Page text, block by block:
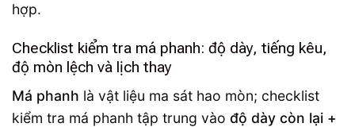
hợp.
Checklist kiểm tra má phanh: độ dày, tiếng kêu,
độ mòn lệch và lịch thay
Má phanh là vật liệu ma sát hao mòn; checklist
kiểm tra má phanh tập trung vào độ dày còn lại +